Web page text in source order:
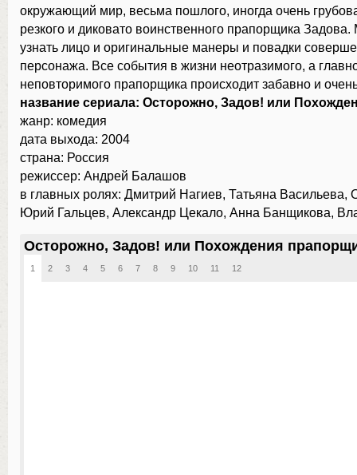
окружающий мир, весьма пошлого, иногда очень
резкого и диковато воинственного прапорщика
узнать лицо и оригинальные манеры и повадки
персонажа. Все события в жизни неотразимого, а
неповторимого прапорщика происходит забавно и
название сериала: Осторожно, Задов! или
жанр: комедия
дата выхода: 2004
страна: Россия
режиссер: Андрей Балашов
в главных ролях: Дмитрий Нагиев, Татьяна Васильева,
Юрий Гальцев, Александр Цекало, Анна Банщикова,
Осторожно, Задов! или Похождения
1 2 3 4 5 6 7 8 9 10 11 12